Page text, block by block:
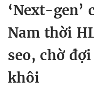
Chuyên mục khác
Chào ngày mới
Đổi mật khẩu
Tin đã lưu
Tin đã xem
Đăng xuất
‘Next-gen’
Nam thời
seo, chờ
khôi